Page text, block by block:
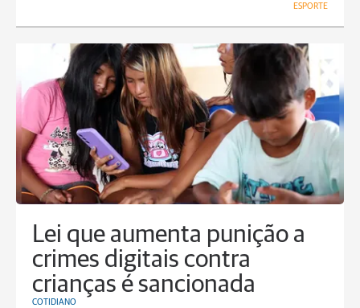
ESPORTE
Lei que aumenta punição a
crimes digitais contra
crianças é sancionada
COTIDIANO